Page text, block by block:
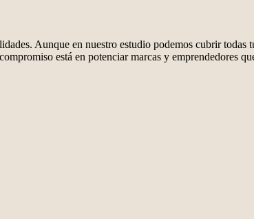
Aunque en nuestro estudio podemos cubrir todas
está en potenciar marcas y emprendedores